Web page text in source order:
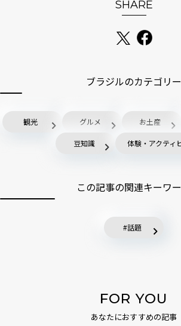
SHARE
ブラジルのカテゴリー
観光 グルメ お土産
豆知識 体験・アクティ
この記事の関連キーワ
話題
FOR YOU
あなたにおすすめの記事